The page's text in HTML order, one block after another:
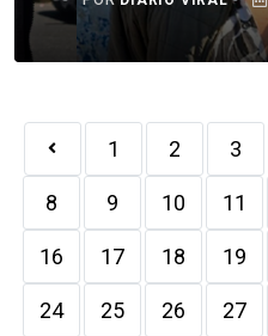
1 2 3
8 9 10 11
16 17 18 19
24 25 26 27